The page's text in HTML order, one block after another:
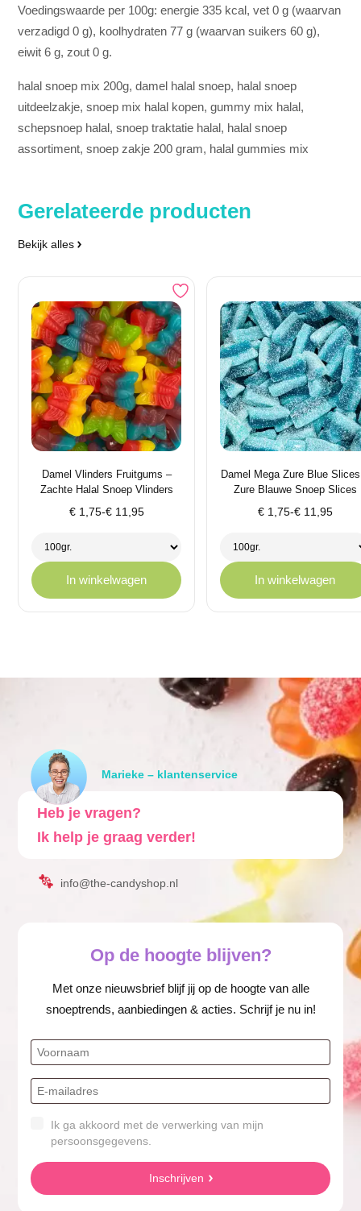
Voedingswaarde per 100g: energie 335 kcal, vet 0 g (waarvan
verzadigd 0 g), koolhydraten 77 g (waarvan suikers 60 g),
eiwit 6 g, zout 0 g.
halal snoep mix 200g, damel halal snoep, halal snoep
uitdeelzakje, snoep mix halal kopen, gummy mix halal,
schepsnoep halal, snoep traktatie halal, halal snoep
assortiment, snoep zakje 200 gram, halal gummies mix
Gerelateerde producten
Bekijk alles
Damel Vlinders Fruitgums –
Zachte Halal Snoep Vlinders
€1,75-€11,95
Prijsklasse:
tot
€ 11,95
In winkelwagen
Damel Mega Zure Blue
Zure Blauwe Snoep Slices
€1,75-€11,95
Prijsklasse:
tot
€ 11,95
In winkelwagen
Marieke – klantenservice
Heb je vragen?
Ik help je graag verder!
info@the-candyshop.nl
Op de hoogte blijven?
Met onze nieuwsbrief blijf jij op de hoogte van alle
snoeptrends, aanbiedingen & acties. Schrijf je nu in!
Ik ga akkoord met de verwerking van mijn
persoonsgegevens.
Inschrijven